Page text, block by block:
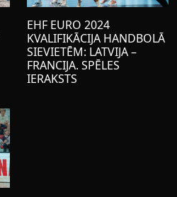
EHF EURO 2024
KVALIFIKĀCIJA HANDBOLĀ
SIEVIETĒM: LATVIJA –
FRANCIJA. SPĒLES
IERAKSTS